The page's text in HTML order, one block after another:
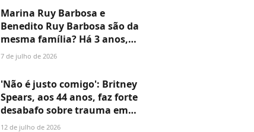
muitos anos...'
Marina Ruy Barbosa e
Benedito Ruy Barbosa são da
mesma família? Há 3 anos,
atriz revelou a verdade sobre
ligação é mais curiosa do que
parece
7 de julho de 2026
'Não é justo comigo': Britney
Spears, aos 44 anos, faz forte
desabafo sobre trauma em
família e compara sua vida à
12 de julho de 2026